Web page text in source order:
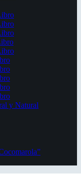
y Natural